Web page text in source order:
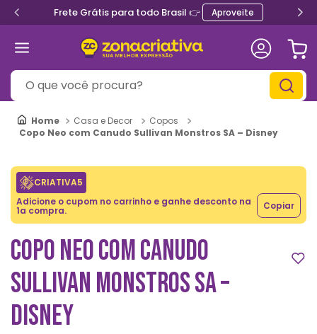
Frete Grátis para todo Brasil 👉 Aproveite
O que você procura?
Casa e Decor
Copos
Copo Neo com Canudo Sullivan Monstros SA – Disney
CRIATIVA5
Adicione o cupom no carrinho e ganhe desconto na
1a compra. Copiar
COPO NEO COM CANUDO
SULLIVAN MONSTROS SA –
DISNEY